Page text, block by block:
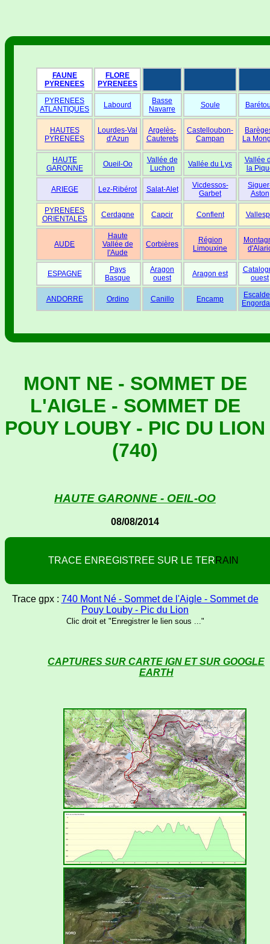
FAUNE
PYRENEES
FLORE
PYRENEES
PYRENEES
ATLANTIQUES
Labourd
Basse
Navarre
Soule
HAUTES
PYRENEES
Lourdes-Val
d'Azun
Argelès-
Cauterets
Castelloubon-
Campan
La
HAUTE
GARONNE
Oueil-Oo
Vallée de
Luchon
Vallée du Lys
Vallée
la
ARIEGE Lez-Ribérot Salat-Alet
Vicdessos-
Garbet
Aston
PYRENEES
ORIENTALES
Cerdagne Capcir Conflent
AUDE
Haute
Vallée de
l'Aude
Corbières
Région
Limouxine
ESPAGNE
Pays
Basque
Aragon
ouest
Aragon est
ouest
ANDORRE Ordino Canillo Encamp
MONT NE - SOMMET DE
L'AIGLE - SOMMET DE
POUY LOUBY - PIC DU LION
(740)
HAUTE GARONNE - OEIL-OO
08/08/2014
TRACE EN REG STREE SUR LE TERRA N
Trace gpx : 740 Mont Né - Sommet de l'Aigle - Sommet de
Pouy Louby - Pic du Lion
Clic droit et "Enregistrer le lien sous ..."
CAPTURES SUR CARTE IGN ET SUR GOOGLE
EARTH